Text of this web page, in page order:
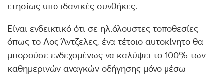
ετησίως υπό ιδανικές συνθήκες.
Είναι ενδεικτικό ότι σε ηλιόλουστες τοποθεσίες
όπως το Λος Άντζελες, ένα τέτοιο αυτοκίνητο θα
μπορούσε ενδεχομένως να καλύψει το 100% των
καθημερινών αναγκών οδήγησης μόνο μέσω